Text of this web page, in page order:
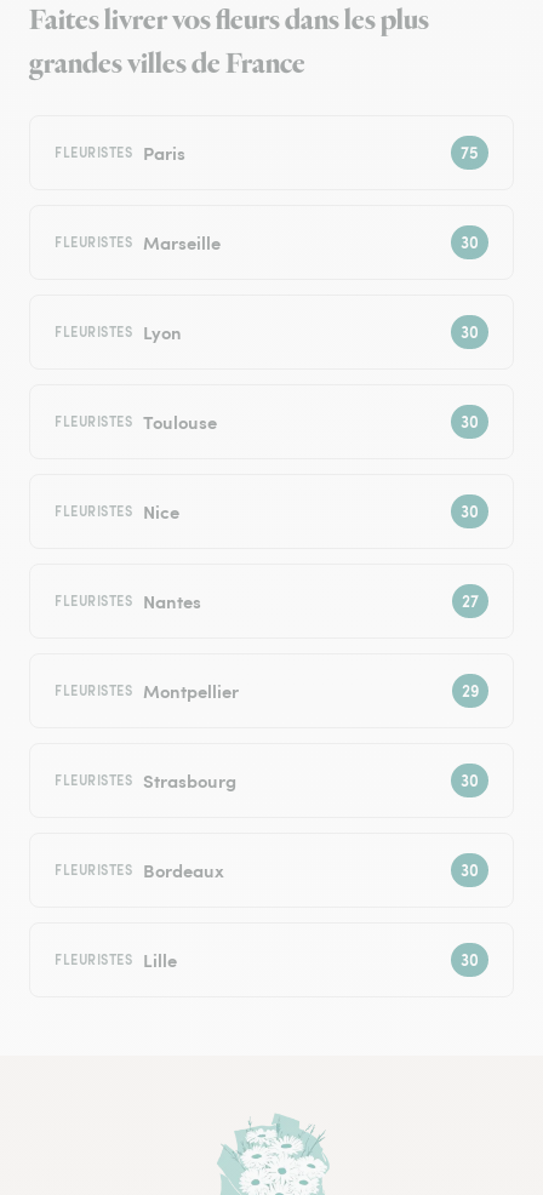
Faites livrer vos fleurs dans les plus
grandes villes de France
FLEURISTES Paris
FLEURISTES Marseille
FLEURISTES Lyon
FLEURISTES Toulouse
FLEURISTES Nice
FLEURISTES Nantes
FLEURISTES Montpellier
FLEURISTES Strasbourg
FLEURISTES Bordeaux
FLEURISTES Lille